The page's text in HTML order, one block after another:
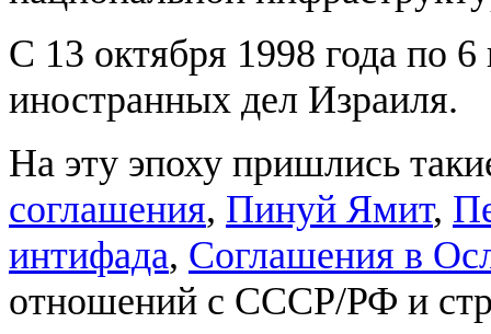
С 13 октября 1998 года по
иностранных дел Израиля.
На эту эпоху пришлись
соглашения, Пинуй Ямит,
интифада, Соглашения в
отношений с СССР/РФ и